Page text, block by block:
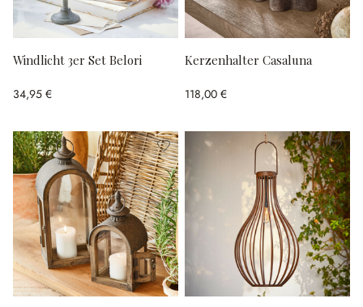
Windlicht 3er Set Belori
34,95 €
Kerzenhalter Casaluna
118,00 €